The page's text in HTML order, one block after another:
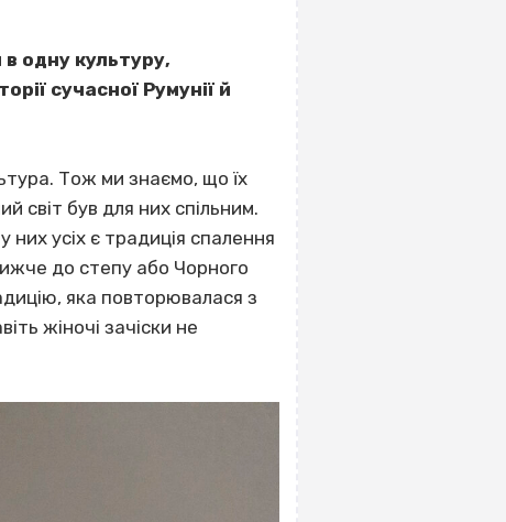
одну культуру,
сучасної Румунії й
Тож ми знаємо, що їх
світ був для них спільним.
усіх є традиція спалення
до степу або Чорного
яка повторювалася з
жіночі зачіски не